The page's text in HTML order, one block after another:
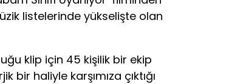
listelerinde yükselişte olan
klip için 45 kişilik bir ekip
bir haliyle karşımıza çıktığı